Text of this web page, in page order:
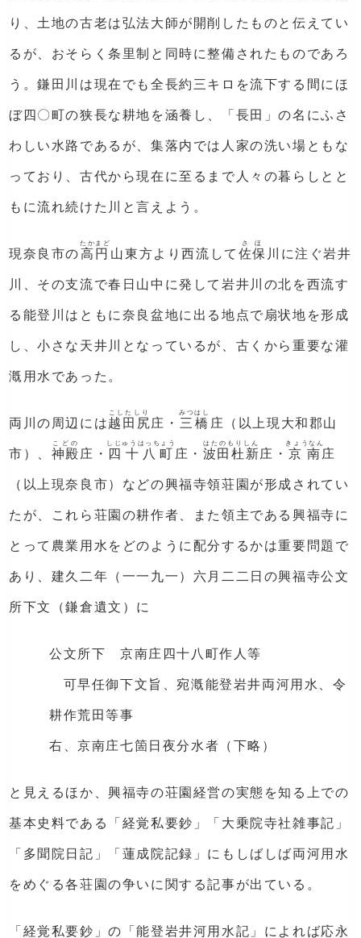
り、土地の古老は弘法大師が開削したものと伝えてい
るが、おそらく条里制と同時に整備されたものであろ
う。鎌田川は現在でも全長約三キロを流下する間にほ
ぼ四〇町の狭長な耕地を涵養し、「長田」の名にふさ
わしい水路であるが、集落内では人家の洗い場ともな
っており、古代から現在に至るまで人々の暮らしとと
もに流れ続けた川と言えよう。
現奈良市の高円
たかまど
山東方より西流して 佐保
さほ
川に注ぐ岩井
川、その支流で春日山中に発して岩井川の北を西流す
る能登川はともに奈良盆地に出る地点で扇状地を形成
し、小さな天井川となっているが、古くから重要な灌
漑用水であった。
両川の周辺には越田尻
こしたしり
庄・ 三橋
みつはし
庄（以上現大和郡山
市）、 神殿
こどの
庄・ 四十八町
しじゅうはっちょう
庄・ 波田杜新
はたのもりしん
庄・ 京南
きょうなん
庄
（以上現奈良市）などの興福寺領荘園が形成されてい
たが、これら荘園の耕作者、また領主である興福寺に
とって農業用水をどのように配分するかは重要問題で
あり、建久二年（一一九一）六月二二日の興福寺公文
所下文（鎌倉遺文）に
公文所下 京南庄四十八町作人等
可早任御下文旨、宛漑能登岩井両河用水、令
耕作荒田等事
右、京南庄七箇日夜分水者（下略）
と見えるほか、興福寺の荘園経営の実態を知る上での
基本史料である「経覚私要鈔」「大乗院寺社雑事記」
「多聞院日記」「蓮成院記録」にもしばしば両河用水
をめぐる各荘園の争いに関する記事が出ている。
「経覚私要鈔」の「能登岩井河用水記」によれば応永